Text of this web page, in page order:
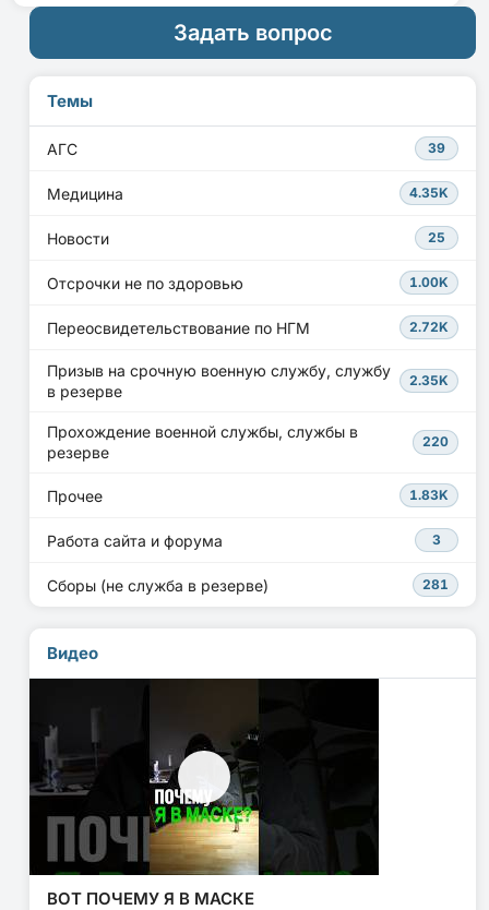
Задать вопрос
Темы
АГС 39
Медицина 4.35K
Новости 25
Отсрочки не по здоровью 1.00K
Переосвидетельствование по НГМ 2.72K
Призыв на срочную военную службу, службу
в резерве
2.35K
Прохождение военной службы, службы в
резерве
220
Прочее 1.83K
Работа сайта и форума 3
Сборы (не служба в резерве) 281
Видео
ВОТ ПОЧЕМУ Я В МАСКЕ